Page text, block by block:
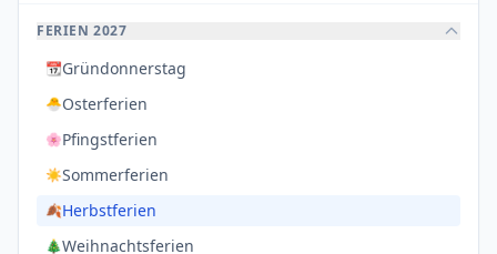
FERIEN 2027
📆Gründonnerstag
🐣Osterferien
🌸Pfingstferien
☀️Sommerferien
🍂Herbstferien
🎄Weihnachtsferien